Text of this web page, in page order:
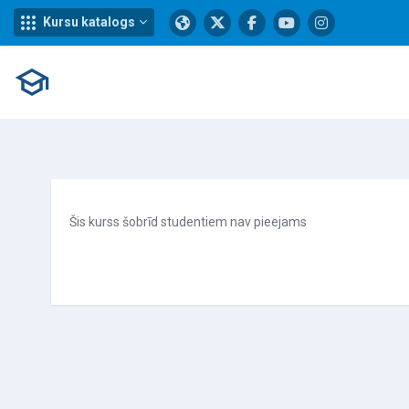
Kursu katalogs
Šis kurss šobrīd studentiem nav pieejams